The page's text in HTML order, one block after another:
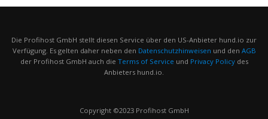
Die Profihost GmbH stellt diesen Service über den US-Anbieter hund.io zur
Verfügung. Es gelten daher neben den Datenschutzhinweisen und den AGB
der Profihost GmbH auch die Terms of Service und Privacy Policydes
Anbieters hund.io.
Copyright ©2023 Profihost GmbH